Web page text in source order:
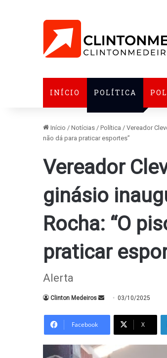
INÍCIO POLÍTICA
Início / Notícias / Política / Vereador
não dá para praticar esportes”
Vereador
ginásio
Rocha: “O
praticar
Alerta
Clinton Medeiros
Mande
mail
03/10/2025
Facebook X